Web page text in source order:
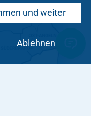
und weiter
Ablehnen
Kirchenkreises